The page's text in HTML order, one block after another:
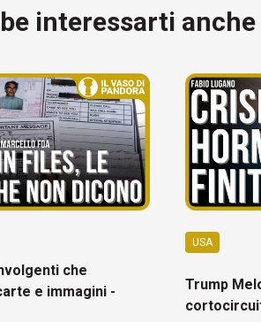
interessarti anche
che
e immagini -
USA
Trump